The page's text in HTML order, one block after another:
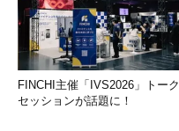
FINCHI主催「IVS2026」トーク
セッションが話題に！